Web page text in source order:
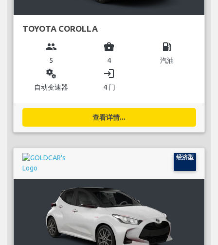
TOYOTA COROLLA
group
5
business_center
4
local_gas_station
汽油
miscellaneous_services
自动变速器
login
4 门
查看详情...
经济型